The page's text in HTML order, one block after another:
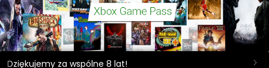
Dziękujemy za wspólne 8 lat!